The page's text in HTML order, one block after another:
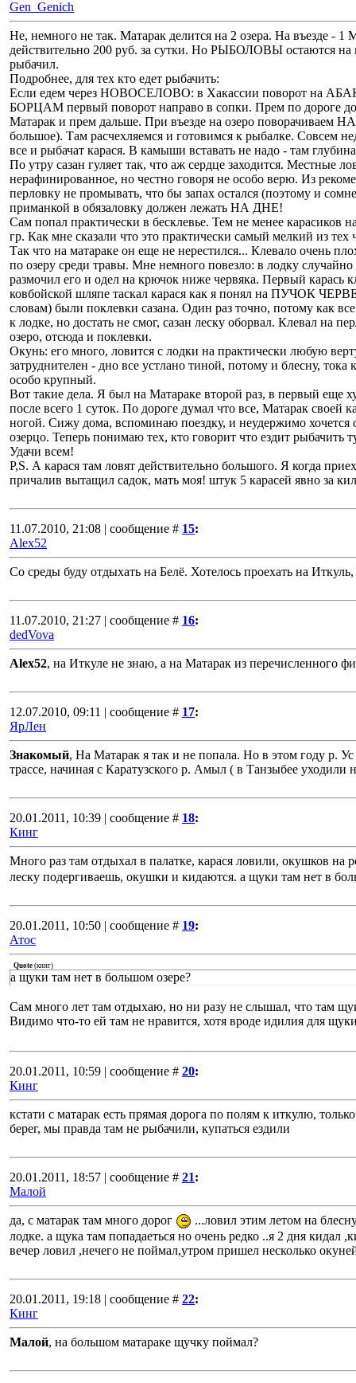
Gen_Genich
Не, немного не так. Матарак делится на 2 озера. На въезде -
действительно 200 руб. за сутки. Но РЫБОЛОВЫ остаются на
рыбачил.
Подробнее, для тех кто едет рыбачить:
Если едем через НОВОСЕЛОВО: в Хакассии поворот на
БОРЦАМ первый поворот направо в сопки. Прем по дороге
Матарак и прем дальше. При въезде на озеро поворачиваем
большое). Там расчехляемся и готовимся к рыбалке. Совсем
все и рыбачат карася. В камыши вставать не надо - там
По утру сазан гуляет так, что аж сердце заходится. Местные
нерафинированное, но честно говоря не особо верю. Из
перловку не промывать, что бы запах остался (поэтому и
приманкой в обязаловку должен лежать НА ДНЕ!
Сам попал практически в бесклевье. Тем не менее
гр. Как мне сказали что это практически самый мелкий из
Так что на матараке он еще не нерестился... Клевало очень
по озеру среди травы. Мне немного повезло: в лодку
размочил его и одел на крючок ниже червяка. Первый
ковбойской шляпе таскал карася как я понял на ПУЧОК
словам) были поклевки сазана. Один раз точно, потому как
к лодке, но достать не смог, сазан леску оборвал. Клевал на
озеро, отсюда и поклевки.
Окунь: его много, ловится с лодки на практически любую
затруднителен - дно все устлано тиной, потому и блесну,
особо крупный.
Вот такие дела. Я был на Матараке второй раз, в первый
после всего 1 суток. По дороге думал что все, Матарак
ногой. Сижу дома, вспоминаю поездку, и неудержимо хочется
озерцо. Теперь понимаю тех, кто говорит что ездит рыбачить
Удачи всем!
P,S. А карася там ловят действительно большого. Я когда
причалив вытащил садок, мать моя! штук 5 карасей явно за
11.07.2010, 21:08 | сообщение # 15:
Alex52
Со среды буду отдыхать на Белё. Хотелось проехать на
11.07.2010, 21:27 | сообщение # 16:
dedVova
Alex52, на Иткуле не знаю, а на Матарак из перечисленного
12.07.2010, 09:11 | сообщение # 17:
ЯрЛен
Знакомый, На Матарак я так и не попала. Но в этом году р.
трассе, начиная с Каратузского р. Амыл ( в Танзыбее уходили
20.01.2011, 10:39 | сообщение # 18:
Кинг
Много раз там отдыхал в палатке, карася ловили, окушков на
леску подергиваешь, окушки и кидаются. а щуки там нет в
20.01.2011, 10:50 | сообщение # 19:
Атос
Quote (кинг)
а щуки там нет в большом озере?
Сам много лет там отдыхаю, но ни разу не слышал, что там
Видимо что-то ей там не нравится, хотя вроде идилия для
20.01.2011, 10:59 | сообщение # 20:
Кинг
кстати с матарак есть прямая дорога по полям к иткулю,
берег, мы правда там не рыбачили, купаться ездили
20.01.2011, 18:57 | сообщение # 21:
Малой
да, с матарак там много дорог
...ловил этим летом на
лодке. а щука там попадаеться но очень редко ..я 2 дня
вечер ловил ,нечего не поймал,утром пришел несколько
20.01.2011, 19:18 | сообщение # 22:
Кинг
Малой, на большом матараке щучку поймал?